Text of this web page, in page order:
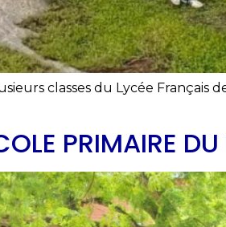
classes du Lycée Français
PRIMAIRE DU